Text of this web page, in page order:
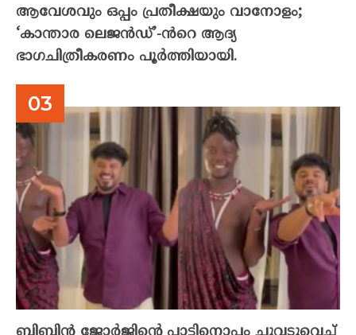
ആവേശവും ഒപ്പം പ്രതീക്ഷയും വാനോളം;
‘കാന്താര ലെജൻഡ്’-ൻറെ ആദ്യ
ഭാഗചിത്രീകരണം പൂർത്തിയായി.